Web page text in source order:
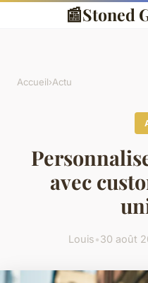
📰Stoned
Accueil›Actu
avec
Louis•30 août